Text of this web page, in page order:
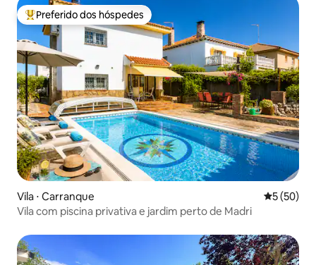
Entre os melhores preferidos dos hóspedes
Preferido dos hóspedes
Vila ⋅ Carranque 5 de uma
5 (50)
Vila com piscina privativa e jardim perto de Madri